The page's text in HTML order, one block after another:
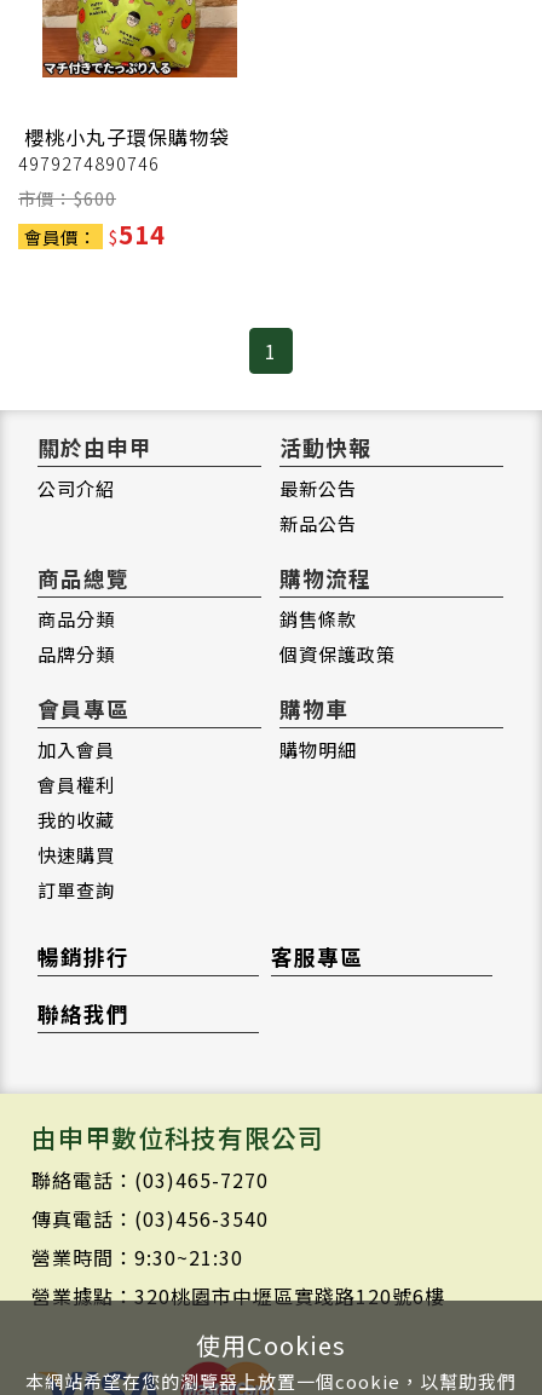
櫻桃小丸子環保購物袋
4979274890746
市價：$600
會員價：
$514
1
關於由申甲
公司介紹
活動快報
最新公告
新品公告
商品總覽
商品分類
品牌分類
購物流程
銷售條款
個資保護政策
會員專區
加入會員
會員權利
我的收藏
快速購買
訂單查詢
購物車
購物明細
暢銷排行
客服專區
聯絡我們
由申甲數位科技有限公司
聯絡電話：(03)465-7270
傳真電話：(03)456-3540
營業時間：9:30~21:30
營業據點：320桃園市中壢區實踐路120號6樓
使用Cookies
本網站希望在您的瀏覽器上放置一個cookie，以幫助我們